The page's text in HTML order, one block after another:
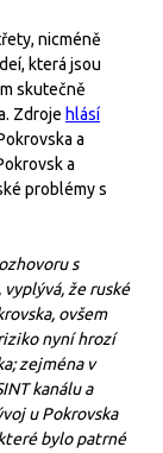
nicméně
která jsou
skutečně
Zdroje hlásí
a
a
problémy s
s
vyplývá, že ruské
ovšem
nyní hrozí
zejména v
kanálu a
u Pokrovska
bylo patrné